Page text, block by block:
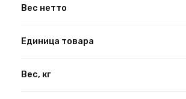
Вес нетто
Единица товара
Вес, кг